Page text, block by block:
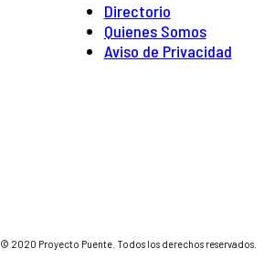
Directorio
Quienes Somos
Aviso de Privacidad
© 2020 Proyecto Puente. Todos los derechos reservados.